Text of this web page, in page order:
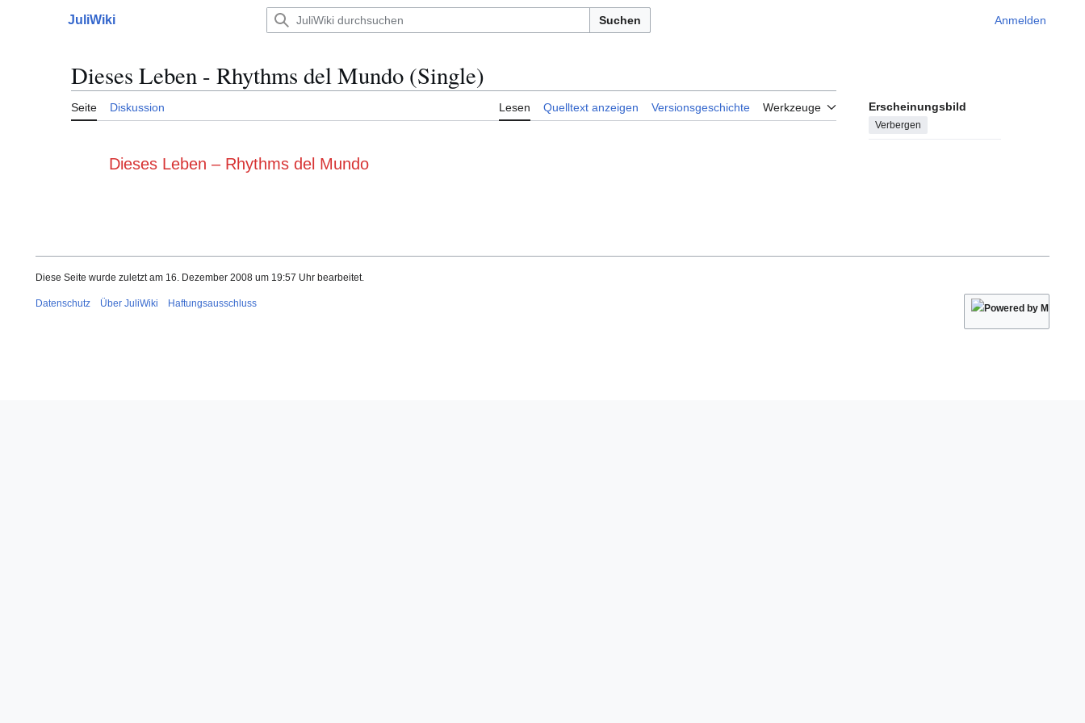
Hauptmenü
JuliWiki Suchen Anmelden
Dieses Leben - Rhythms del Mundo (Single)
Seite Diskussion Lesen Quelltext anzeigen Versionsgeschichte Werkzeuge Erscheinungsbild
Verbergen
Dieses Leben – Rhythms del Mundo
Diese Seite wurde zuletzt am 16. Dezember 2008 um 19:57 Uhr bearbeitet.
Datenschutz Über JuliWiki Haftungsausschluss